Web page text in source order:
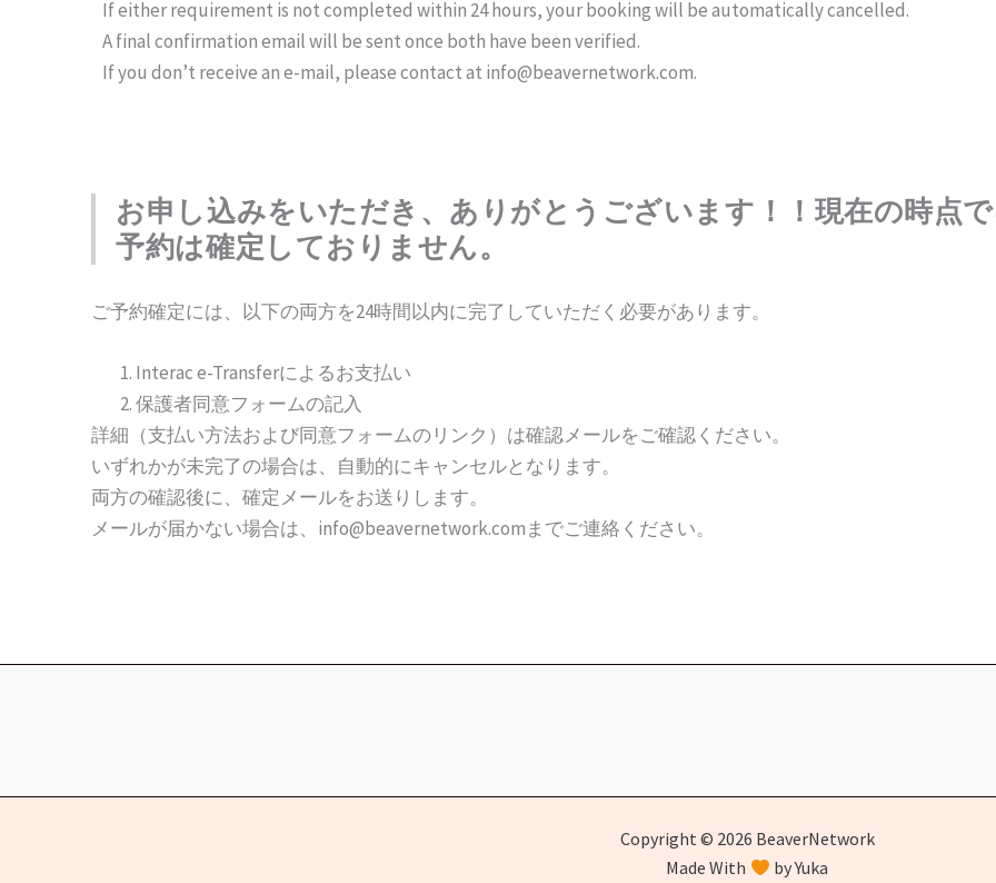
If either requirement is not completed within 24 hours, your booking will be automatically cancelled.
A final confirmation email will be sent once both have been verified.
If you don’t receive an e-mail, please contact at info@beavernetwork.com.
お申し込みをいただき、ありがとうございます！！現在の時点
予約は確定しておりません。
ご予約確定には、以下の両方を24時間以内に完了していただく必要があります。
Interac e-Transferによるお支払い
保護者同意フォームの記入
詳細（支払い方法および同意フォームのリンク）は確認メールをご確認ください。
いずれかが未完了の場合は、自動的にキャンセルとなります。
両方の確認後に、確定メールをお送りします。
メールが届かない場合は、info@beavernetwork.comまでご連絡ください。
Copyright © 2026 BeaverNetwork
Made With
by Yuka